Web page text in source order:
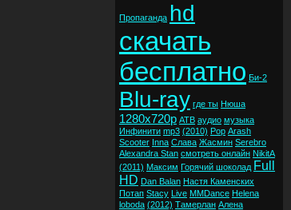
Пропаганда hd
скачать
бесплатно Би-2
Blu-ray где ты Нюша
1280x720p ATB аудио музыка
Инфинити mp3 (2010) Pop Arash
Scooter Inna Слава Жасмин Serebro
Alexandra Stan смотреть онлайн NikitA
(2011) Максим Горячий шоколад Full
HD Dan Balan Настя Каменских
Потап Stacy Live MMDance Helena
loboda (2012) Тамерлан Алена